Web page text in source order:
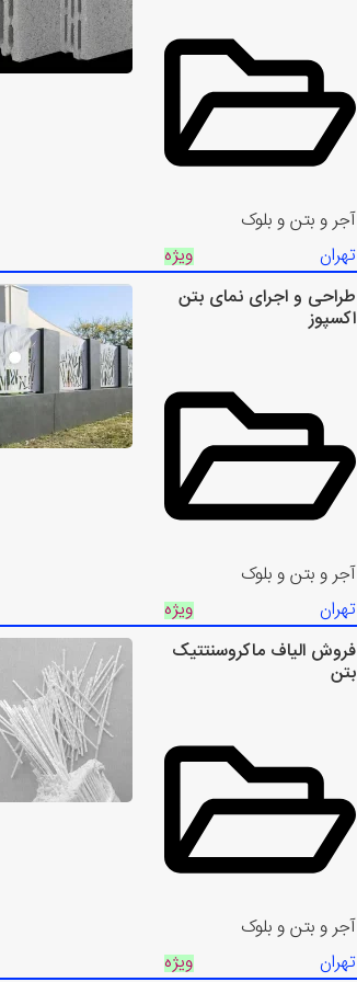
آجر و بتن و بلوک
تهران
ویژه
طراحی و اجرای نمای بتن
اکسپوز
آجر و بتن و بلوک
تهران
ویژه
فروش الیاف ماکروسنتتیک
بتن
آجر و بتن و بلوک
تهران
ویژه